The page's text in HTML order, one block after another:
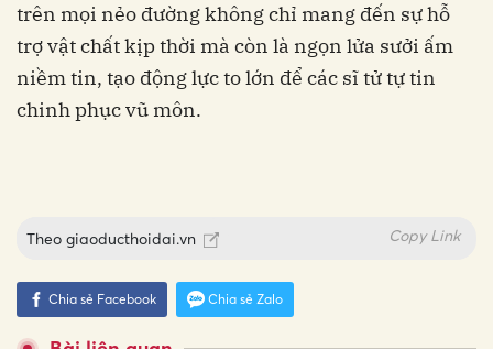
trên mọi nẻo đường không chỉ mang đến sự hỗ
trợ vật chất kịp thời mà còn là ngọn lửa sưởi ấm
niềm tin, tạo động lực to lớn để các sĩ tử tự tin
chinh phục vũ môn.
Theo giaoducthoidai.vn Copy Link
Chia sẻ Facebook Chia sẻ Zalo